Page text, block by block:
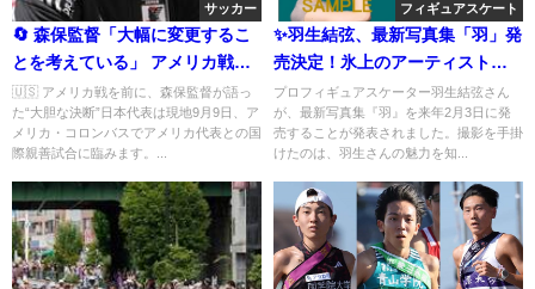
サッカー
🔄 森保監督「大幅に変更するこ
とを考えている」 アメリカ戦
で“大胆な選手起用”を予告。W杯
本大会を見据えた采配の真意と
は？
🇺🇸 アメリカ戦を前に、森保監督が語っ
た“大胆な決断”日本代表は現地9月9日、ア
メリカ・コロンバスでアメリカ代表との国
際親善試合に臨みます。...
フィギュアスケート
✨羽生結弦、最新写真集「羽」発
売決定！氷上のアーティストが
魅せる“自由な表現”の世界
プロフィギュアスケーター羽生結弦さん
が、最新写真集『羽』を来年2月3日に発
売することが発表されました。撮影を手掛
けたのは、羽生さんの魅力を知...